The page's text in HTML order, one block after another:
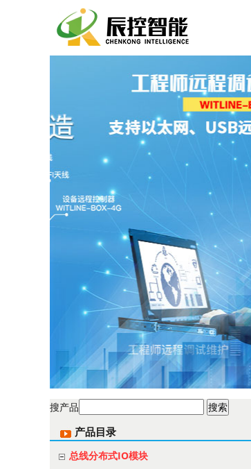
搜产品
产品目录
总线分布式IO模块